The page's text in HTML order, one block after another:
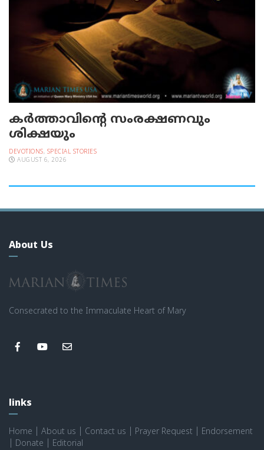
കർത്താവിന്റെ സംരക്ഷണവും
ശിക്ഷയും
DEVOTIONS, SPECIAL STORIES
AUGUST 6, 2026
About Us
Consecrated to the Immaculate Heart of Mary
links
Home About us Contact us Prayer Request
Endorsement
Donate Editorial